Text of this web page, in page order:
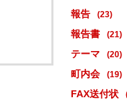
報告 (23)
報告書 (21)
テーマ (20)
町内会 (19)
FAX送付状